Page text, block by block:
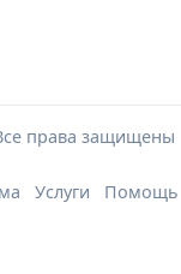
права защищены
Услуги Помощь